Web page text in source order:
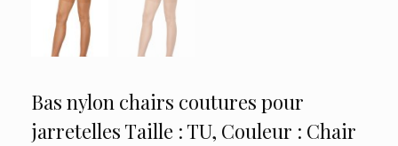
Bas nylon chairs coutures pour
jarretelles Taille : TU, Couleur : Chair